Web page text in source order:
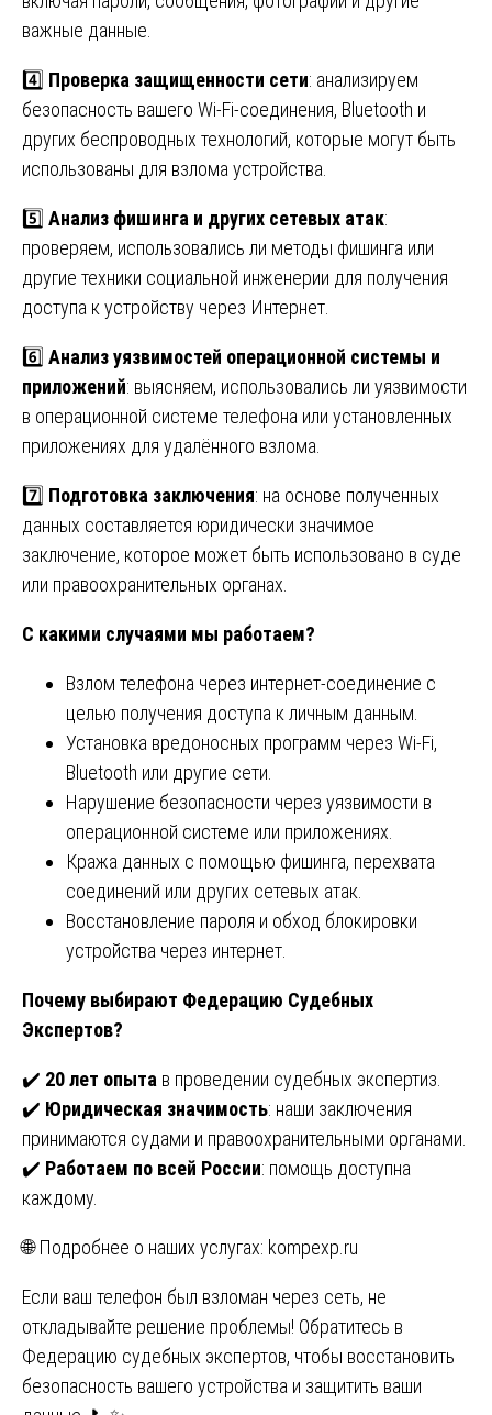
важные данные.
4️⃣ Проверка защищенности сети: анализируем
безопасность вашего Wi-Fi-соединения, Bluetooth и
других беспроводных технологий, которые могут быть
использованы для взлома устройства.
5️⃣ Анализ фишинга и других сетевых атак:
проверяем, использовались ли методы фишинга или
другие техники социальной инженерии для получения
доступа к устройству через Интернет.
6️⃣ Анализ уязвимостей операционной системы и
приложений: выясняем, использовались ли уязвимости
в операционной системе телефона или установленных
приложениях для удалённого взлома.
7️⃣ Подготовка заключения: на основе полученных
данных составляется юридически значимое
заключение, которое может быть использовано в суде
или правоохранительных органах.
С какими случаями мы работаем?
Взлом телефона через интернет-соединение с
целью получения доступа к личным данным.
Установка вредоносных программ через Wi-Fi,
Bluetooth или другие сети.
Нарушение безопасности через уязвимости в
операционной системе или приложениях.
Кража данных с помощью фишинга, перехвата
соединений или других сетевых атак.
Восстановление пароля и обход блокировки
устройства через интернет.
Почему выбирают Федерацию Судебных
Экспертов?
✔️ 20 лет опыта в проведении судебных экспертиз.
✔️ Юридическая значимость: наши заключения
принимаются судами и правоохранительными органами.
✔️ Работаем по всей России: помощь доступна
каждому.
🌐 Подробнее о наших услугах: kompexp.ru
Если ваш телефон был взломан через сеть, не
откладывайте решение проблемы! Обратитесь в
Федерацию судебных экспертов, чтобы восстановить
безопасность вашего устройства и защитить ваши